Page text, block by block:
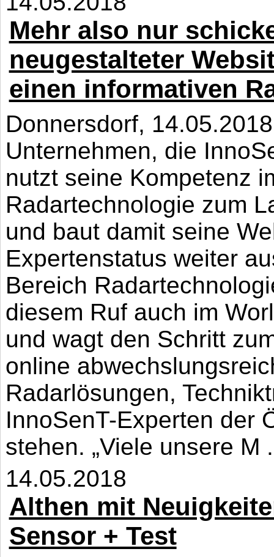
Mehr also nur
neugestalteter
einen informativen
Donnersdorf,
Unternehmen, die
nutzt seine Kompetenz
Radartechnologie zum
und baut damit seine
Expertenstatus weiter
Bereich
diesem Ruf auch im
und wagt den Schritt
online
Radarlösungen,
InnoSenT-Experten der
stehen. „Viele unsere M
14.05.2018
Althen mit
Sensor + Test